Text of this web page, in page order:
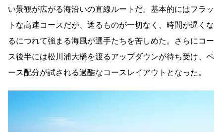
い景観が広がる海沿いの直線ルートだ。基本的にはフラッ
トな高速コースだが、遮るものが一切なく、時間が遅くな
るにつれて強まる海風が選手たちを苦しめた。さらにコー
ス後半には松川浦大橋を渡るアップダウンが待ち受け、ペ
ース配分が試される過酷なコースレイアウトとなった。